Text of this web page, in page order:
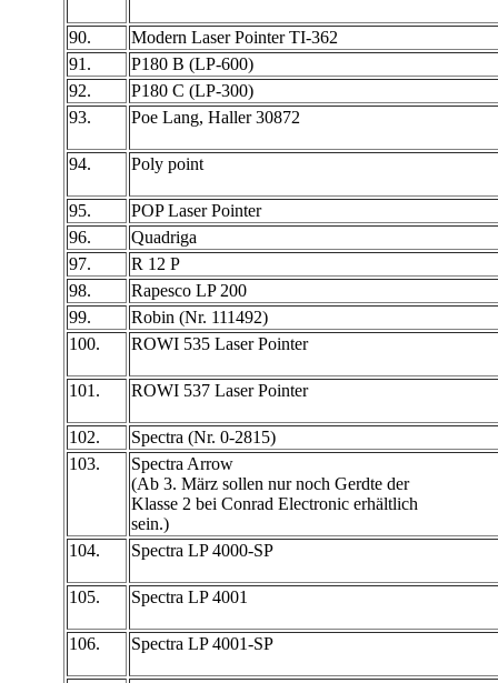
90.
Modern Laser Pointer TI-362
91.
P180 B (LP-600)
92.
P180 C (LP-300)
93.
Poe Lang, Haller 30872
94. Poly point
95.
POP Laser Pointer
96.
Quadriga
97.
R 12 P
98.
Rapesco LP 200
99.
Robin (Nr. 111492)
100.
ROWI 535 Laser Pointer
101. ROWI 537 Laser Pointer
102.
Spectra (Nr. 0-2815)
103.
Spectra Arrow
(Ab 3. März sollen nur noch Gerdte der
Klasse 2 bei Conrad Electronic erhältlich
sein.)
104.
Spectra LP 4000-SP
105. Spectra LP 4001
106. Spectra LP 4001-SP